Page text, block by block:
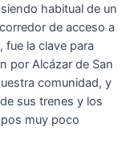
habitual de un
de acceso a
fue la clave para
por Alcázar de San
comunidad, y
sus trenes y los
muy poco